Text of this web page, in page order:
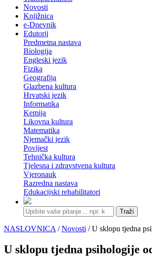
Novosti
Knjižnica
e-Dnevnik
Edutorij
Predmetna nastava
Biologija
Engleski jezik
Fizika
Geografija
Glazbena kultura
Hrvatski jezik
Informatika
Kemija
Likovna kultura
Matematika
Njemački jezik
Povijest
Tehnička kultura
Tjelesna i zdravstvena kultura
Vjeronauk
Razredna nastava
Edukacijski rehabilitatori
Traži
NASLOVNICA /Novosti / U sklopu tjedna
U sklopu tjedna psihologije